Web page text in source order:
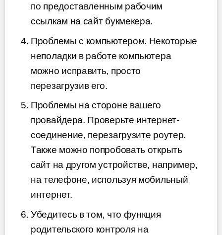
по предоставленным рабочим
ссылкам на сайт букмекера.
Проблемы с компьютером. Некоторые
неполадки в работе компьютера
можно исправить, просто
перезагрузив его.
Проблемы на стороне вашего
провайдера. Проверьте интернет-
соединение, перезагрузите роутер.
Также можно попробовать открыть
сайт на другом устройстве, например,
на телефоне, используя мобильный
интернет.
Убедитесь в том, что функция
родительского контроля на